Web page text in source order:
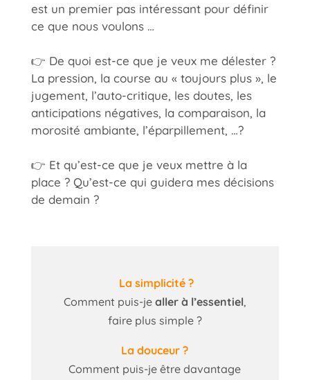
est un premier pas intéressant pour définir
ce que nous voulons …
👉 De quoi est-ce que je veux me délester ?
La pression, la course au « toujours plus », le
jugement, l’auto-critique, les doutes, les
anticipations négatives, la comparaison, la
morosité ambiante, l’éparpillement, …?
👉 Et qu’est-ce que je veux mettre à la
place ? Qu’est-ce qui guidera mes décisions
de demain ?
La simplicité ?
Comment puis-je aller à l’essentiel,
faire plus simple ?
La douceur ?
Comment puis-je être davantage